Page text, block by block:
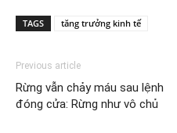
TAGS tăng trưởng kinh tế
Previous article
Rừng vẫn chảy máu sau lệnh
đóng cửa: Rừng như vô chủ